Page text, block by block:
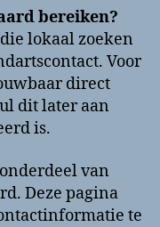
Albrandswaard
bellen?
Telefoonnummer
en
contactinformatie
bereiken?
lokaal zoeken
Voor
direct
dit later aan
is.
van
Deze pagina
te